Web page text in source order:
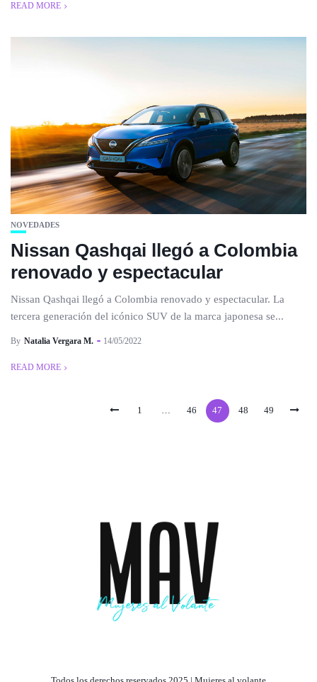
READ MORE
NOVEDADES
Nissan Qashqai llegó a Colombia
renovado y espectacular
Nissan Qashqai llegó a Colombia renovado y espectacular. La
tercera generación del icónico SUV de la marca japonesa se...
By Natalia Vergara M. 14/05/2022
READ MORE
1 … 46 47 48 49
Todos los derechos reservados 2025 | Mujeres al volante